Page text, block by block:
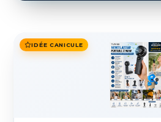
IDÉE CANICULE